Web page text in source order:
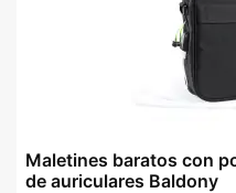
Maletines baratos con
de auriculares Baldony